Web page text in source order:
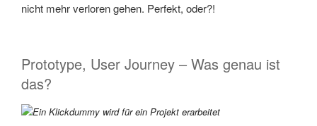
nicht mehr verloren gehen. Perfekt, oder?!
Prototype, User Journey – Was genau ist
das?